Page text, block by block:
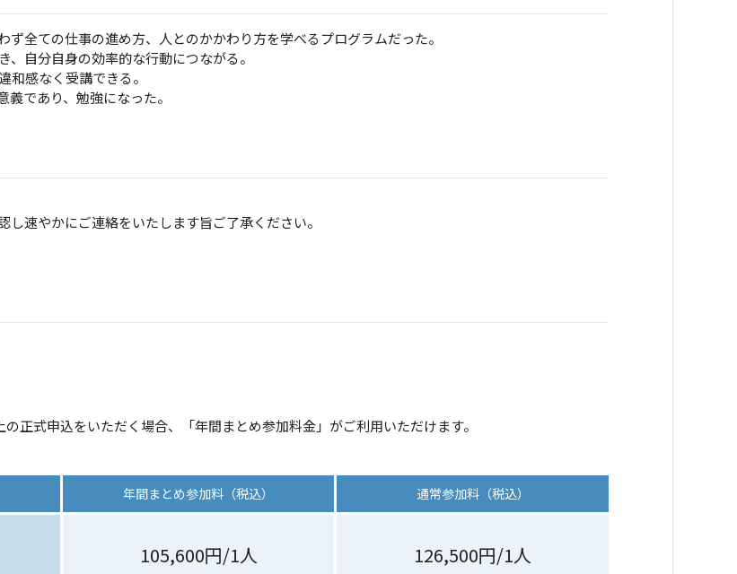
全ての仕事の進め方、人とのかかわり方を学べるプログラムだった。
自分自身の効率的な行動につながる。
和感なく受講できる。
であり、勉強になった。
速やかにご連絡をいたします旨ご了承ください。
正式申込をいただく場合、「年間まとめ参加料金」がご利用いただけます。
年間まとめ参加料（税込） 通常参加料（税込）
105,600円/1人 126,500円/1人